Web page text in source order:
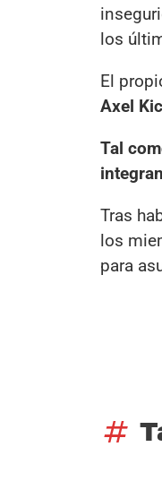
los
El
Axel
Tal
Tras
los
para
tag